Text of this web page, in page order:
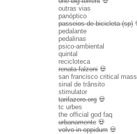
outras vias
panóptico
passeios de bicicleta (sp)
pedalante
pedalinas
psico-ambiental
quintal
recicloteca
renata falzoni 💀
san francisco critical mass
sinal de trânsito
stimulator
tarifazero.org 💀
tc urbes
the official god faq
urbanamente 💀
volvo in oppidum 💀